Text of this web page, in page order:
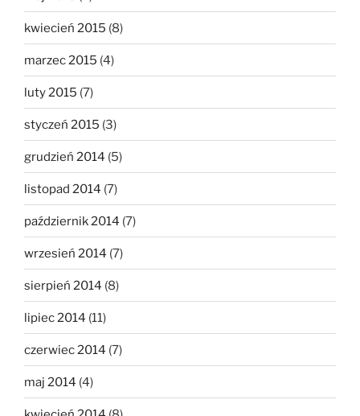
kwiecień 2015 (8)
marzec 2015 (4)
luty 2015 (7)
styczeń 2015 (3)
grudzień 2014 (5)
listopad 2014 (7)
październik 2014 (7)
wrzesień 2014 (7)
sierpień 2014 (8)
lipiec 2014 (11)
czerwiec 2014 (7)
maj 2014 (4)